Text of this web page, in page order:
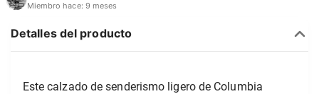
Miembro hace: 9 meses
Detalles del producto
Este calzado de senderismo ligero de Columbia